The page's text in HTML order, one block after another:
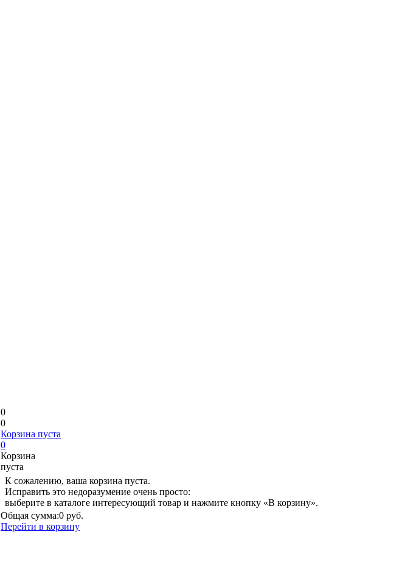
0
0
Корзина пуста
0
Корзина
пуста
К сожалению, ваша корзина пуста.
Исправить это недоразумение очень просто:
выберите в каталоге интересующий товар и нажмите кнопку «В корзину».
Общая сумма:0 руб.
Перейти в корзину